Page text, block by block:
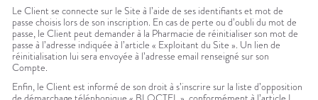
Le Client se connecte sur le Site à l’aide de ses identifiants et mot de
passe choisis lors de son inscription. En cas de perte ou d’oubli du mot de
passe, le Client peut demander à la Pharmacie de réinitialiser son mot de
passe à l’adresse indiquée à l’article « Exploitant du Site ». Un lien de
réinitialisation lui sera envoyée à l’adresse email renseigné sur son
Compte.
Enfin, le Client est informé de son droit à s’inscrire sur la liste d’opposition